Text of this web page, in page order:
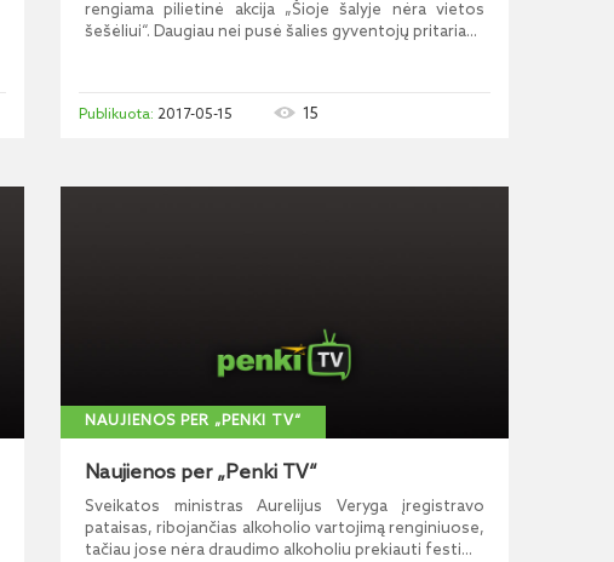
rengiama pilietinė akcija „Šioje šalyje nėra vietos
šešėliui“. Daugiau nei pusė šalies gyventojų pritaria...
2017-05-15 15
NAUJIENOS PER „PENKI TV“
Naujienos per „Penki TV“
Sveikatos ministras Aurelijus Veryga įregistravo
pataisas, ribojančias alkoholio vartojimą renginiuose,
tačiau jose nėra draudimo alkoholiu prekiauti festi...